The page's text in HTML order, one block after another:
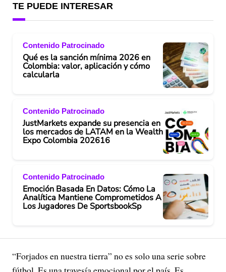
TE PUEDE INTERESAR
Contenido Patrocinado
Qué es la sanción mínima 2026 en
Colombia: valor, aplicación y cómo
calcularla
Contenido Patrocinado
JustMarkets expande su presencia en
los mercados de LATAM en la Wealth
Expo Colombia 202616
Contenido Patrocinado
Emoción Basada En Datos: Cómo La
Analítica Mantiene Comprometidos A
Los Jugadores De SportsbookSp
“Forjados en nuestra tierra” no es solo una serie sobre